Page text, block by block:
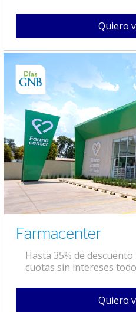
Quiero
Farmacenter
Hasta 35% de
cuotas sin intereses
Quiero